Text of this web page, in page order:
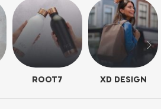
XD DESIGN
ROOT7